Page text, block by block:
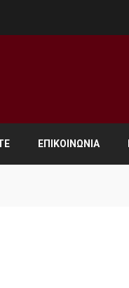
ΕΠΙΚΟΙΝΩΝΊΑ